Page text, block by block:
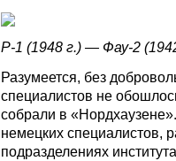
Р-1 (1948 г.) — Фау-2
Разумеется, без
специалистов не
собрали в
немецких специалистов,
подразделениях